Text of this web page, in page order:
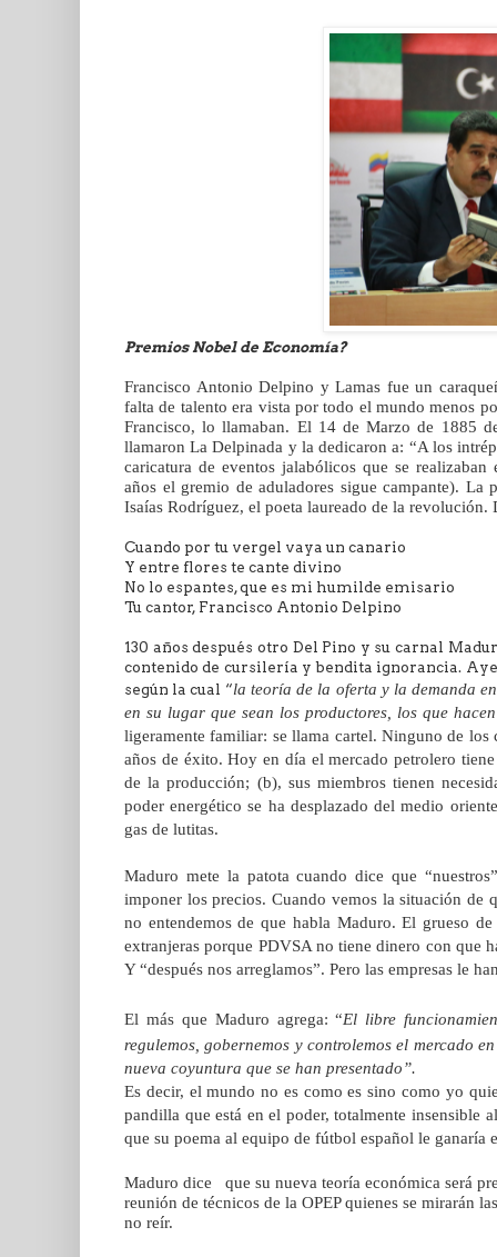
Premios Nobel de Economía?
Francisco Antonio Delpino y Lamas fue un
falta de talento era vista por todo el mundo menos
Francisco, lo llamaban. El 14 de Marzo de 1885
llamaron La Delpinada y la dedicaron a: “A los
caricatura de eventos jalabólicos que se
años el gremio de aduladores sigue campante).
Isaías Rodríguez, el poeta laureado de la revolución.
Cuando por tu vergel vaya un canario
Y entre flores te cante divino
No lo espantes, que es mi humilde emisario
Tu cantor, Francisco Antonio Delpino
130 años después otro Del Pino y su carnal
contenido de cursilería y bendita ignorancia.
según la cual “la teoría de la oferta y la demanda
en su lugar que sean los productores, los que
ligeramente familiar: se llama cartel. Ninguno de
años de éxito. Hoy en día el mercado petrolero
de la producción; (b), sus miembros tienen
poder energético se ha desplazado del medio
gas de lutitas.
Maduro mete la patota cuando dice que
imponer los precios. Cuando vemos la situación de
no entendemos de que habla Maduro. El grueso
extranjeras porque PDVSA no tiene dinero con que
Y “después nos arreglamos”. Pero las empresas le
El más que Maduro agrega: “El libre
regulemos, gobernemos y controlemos el mercado
nueva coyuntura que se han presentado”.
Es decir, el mundo no es como es sino como yo
pandilla que está en el poder, totalmente insensible
que su poema al equipo de fútbol español le ganaría
Maduro dice que su nueva teoría económica será
reunión de técnicos de la OPEP quienes se mirarán
no reír.